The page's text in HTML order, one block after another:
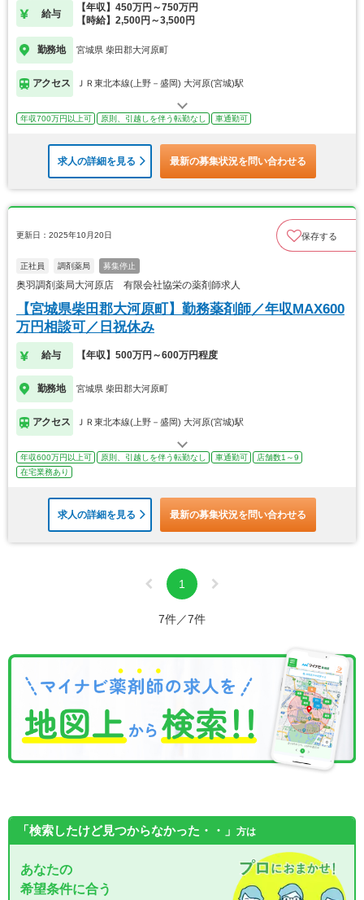
給与
【年収】450万円～750万円
【時給】2,500円～3,500円
勤務地 宮城県 柴田郡大河原町
アクセス ＪＲ東北本線(上野－盛岡) 大河原(宮城)駅
年収700万円以上可 原則、引越しを伴う転勤なし 車通勤可
求人の詳細を見る 最新の募集状況を問い合わせる
更新日：2025年10月20日 保存する
正社員 調剤薬局 募集停止
奥羽調剤薬局大河原店 有限会社協栄の薬剤師求人
【宮城県柴田郡大河原町】勤務薬剤師／年収MAX600
万円相談可／日祝休み
給与 【年収】500万円～600万円程度
勤務地 宮城県 柴田郡大河原町
アクセス ＪＲ東北本線(上野－盛岡) 大河原(宮城)駅
年収600万円以上可 原則、引越しを伴う転勤なし 車通勤可
店舗数1～9
在宅業務あり
求人の詳細を見る 最新の募集状況を問い合わせる
1
7件／7件
「検索したけど見つからなかった・・」 方は
あなたの
希望条件に合う